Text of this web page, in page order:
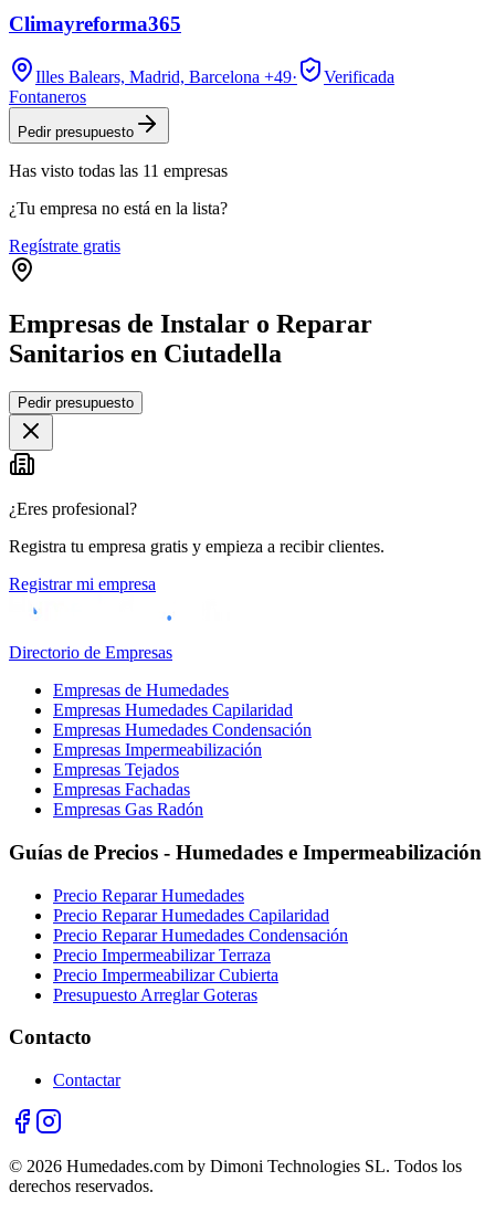
Climayreforma365
Illes Balears, Madrid, Barcelona +49·
Verificada
Fontaneros
Pedir presupuesto
Has visto todas las 11 empresas
¿Tu empresa no está en la lista?
Regístrate gratis
Empresas de Instalar o Reparar
Sanitarios en Ciutadella
+
−
Pedir presupuesto
¿Eres profesional?
Registra tu empresa gratis y empieza a recibir clientes.
Registrar mi empresa
Directorio de Empresas
Empresas de Humedades
Empresas Humedades Capilaridad
Empresas Humedades Condensación
Empresas Impermeabilización
Empresas Tejados
Empresas Fachadas
Empresas Gas Radón
Guías de Precios - Humedades e Impermeabilización
Precio Reparar Humedades
Precio Reparar Humedades Capilaridad
Precio Reparar Humedades Condensación
Precio Impermeabilizar Terraza
Precio Impermeabilizar Cubierta
Presupuesto Arreglar Goteras
Contacto
Contactar
© 2026 Humedades.com by Dimoni Technologies SL. Todos los
derechos reservados.